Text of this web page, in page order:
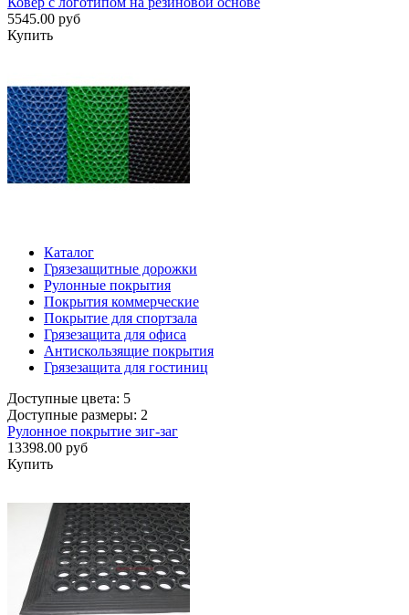
5545.00 руб
Купить
Каталог
Грязезащитные дорожки
Рулонные покрытия
Покрытия коммерческие
Покрытие для спортзала
Грязезащита для офиса
Антискользящие покрытия
Грязезащита для гостиниц
Доступные цвета: 5
Доступные размеры: 2
Рулонное покрытие зиг-заг
13398.00 руб
Купить